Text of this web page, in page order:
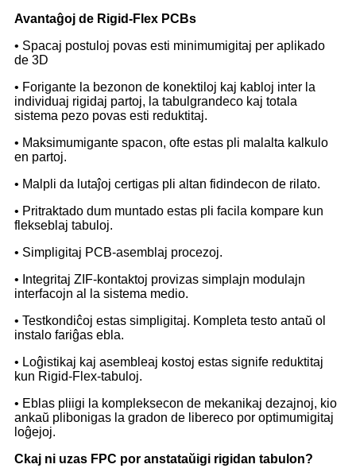
Avantaĝoj de Rigid-Flex PCBs
• Spacaj postuloj povas esti minimumigitaj per aplikado
de 3D
• Forigante la bezonon de konektiloj kaj kabloj inter la
individuaj rigidaj partoj, la tabulgrandeco kaj totala
sistema pezo povas esti reduktitaj.
• Maksimumigante spacon, ofte estas pli malalta kalkulo
en partoj.
• Malpli da lutaĵoj certigas pli altan fidindecon de rilato.
• Pritraktado dum muntado estas pli facila kompare kun
flekseblaj tabuloj.
• Simpligitaj PCB-asemblaj procezoj.
• Integritaj ZIF-kontaktoj provizas simplajn modulajn
interfacojn al la sistema medio.
• Testkondiĉoj estas simpligitaj. Kompleta testo antaŭ ol
instalo fariĝas ebla.
• Loĝistikaj kaj asembleaj kostoj estas signife reduktitaj
kun Rigid-Flex-tabuloj.
• Eblas pliigi la kompleksecon de mekanikaj dezajnoj, kio
ankaŭ plibonigas la gradon de libereco por optimumigitaj
loĝejoj.
C kaj ni uzas FPC por anstataŭigi rigidan tabulon?